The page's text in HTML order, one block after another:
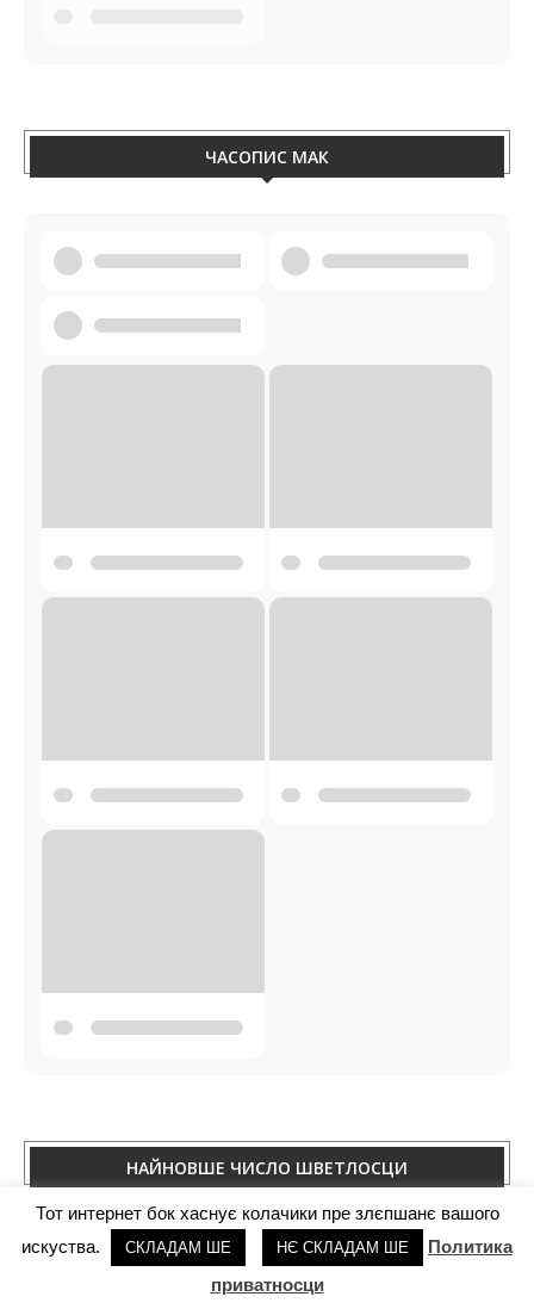
НАЙНОВШЕ ЧИСЛО ШВЕТЛОСЦИ
НАЙНОВШИ КНЇЖКИ У НАШЕЙ КНЇЖКАРНЇ
Тот интернет бок хаснує колачики пре злєпшанє вашого
искуства.
СКЛАДАМ ШЕ НЄ СКЛАДАМ ШЕ
Политика
приватносци